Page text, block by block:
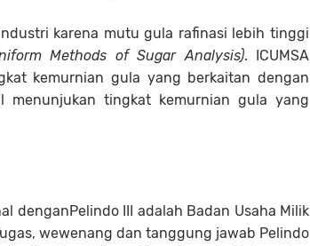
karena mutu gula rafinasi lebih tinggi
Methods of Sugar Analysis). ICUMSA
kemurnian gula yang berkaitan dengan
menunjukan tingkat kemurnian gula yang
denganPelindo III adalah Badan Usaha Milik
wewenang dan tanggung jawab Pelindo